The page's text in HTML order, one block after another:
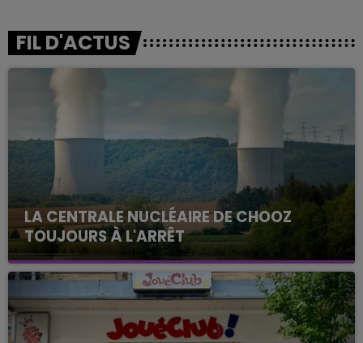
FIL D'ACTUS
LA CENTRALE NUCLÉAIRE DE CHOOZ
TOUJOURS À L'ARRÊT
Cela fait déjà une semaine que la centrale
nucléaire ardennaise est à l'arrêt. Une situation
justifiée par la sécheresse intense qui est toujours
présente.